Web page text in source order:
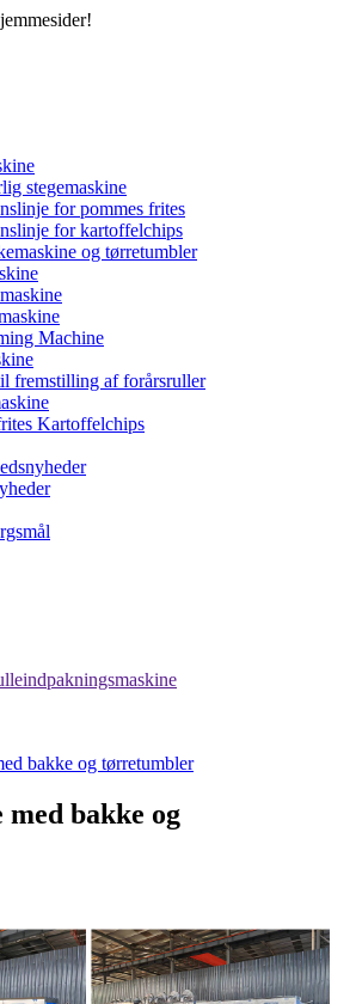
stegemaskine
for pommes frites
for kartoffelchips
og tørretumbler
Machine
fremstilling af forårsruller
Kartoffelchips
bakke og tørretumbler
med bakke og